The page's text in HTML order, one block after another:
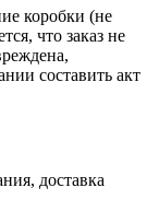
коробки (не
что заказ не
составить акт
доставка